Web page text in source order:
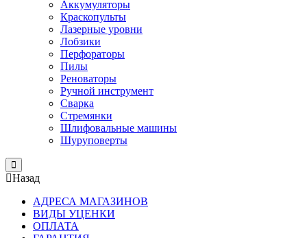
Аккумуляторы
Краскопульты
Лазерные уровни
Лобзики
Перфораторы
Пилы
Реноваторы
Ручной инструмент
Сварка
Стремянки
Шлифовальные машины
Шуруповерты
Close
Назад
АДРЕСА МАГАЗИНОВ
ВИДЫ УЦЕНКИ
ОПЛАТА